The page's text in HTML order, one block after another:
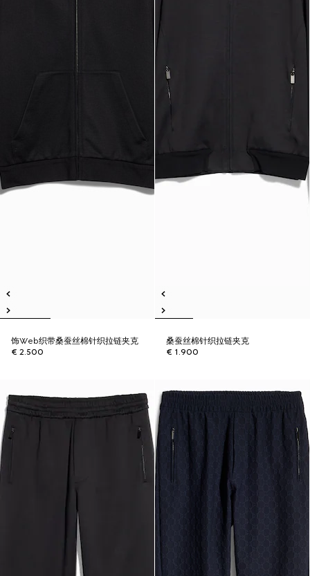
饰Web织带桑蚕丝棉针织拉链夹克
€ 2.500
桑蚕丝棉针织拉链夹克
€ 1.900